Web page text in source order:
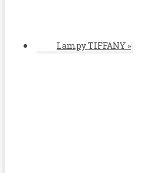
Lampy TIFFANY »